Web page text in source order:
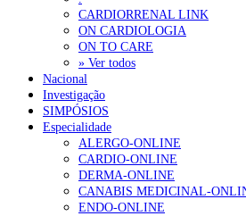
Alguns milhares de utentes
155 visualizações
1.º Episódio do Podcast
94 visualizações
CARDIORRENAL LINK
ON CARDIOLOGIA
ON TO CARE
» Ver todos
Nacional
Investigação
SIMPÓSIOS
Especialidade
ALERGO-ONLINE
CARDIO-ONLINE
DERMA-ONLINE
CANABIS MEDICINAL-
ENDO-ONLINE